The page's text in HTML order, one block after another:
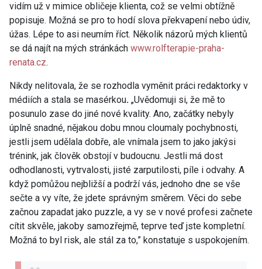
vidím už v mimice obličeje klienta, což se velmi obtížně
popisuje. Možná se pro to hodí slova překvapení nebo údiv,
úžas. Lépe to asi neumím říct. Několik názorů mých klientů
se dá najít na mých stránkách www.rolfterapie-praha-
renata.cz.
Nikdy nelitovala, že se rozhodla vyměnit práci redaktorky v
médiích a stala se masérkou. „Uvědomuji si, že mě to
posunulo zase do jiné nové kvality. Ano, začátky nebyly
úplně snadné, nějakou dobu mnou cloumaly pochybnosti,
jestli jsem udělala dobře, ale vnímala jsem to jako jakýsi
trénink, jak člověk obstojí v budoucnu. Jestli má dost
odhodlanosti, vytrvalosti, jisté zarputilosti, píle i odvahy. A
když pomůžou nejbližší a podrží vás, jednoho dne se vše
sečte a vy víte, že jdete správným směrem. Věci do sebe
začnou zapadat jako puzzle, a vy se v nové profesi začnete
cítit skvěle, jakoby samozřejmě, teprve teď jste kompletní.
Možná to byl risk, ale stál za to,” konstatuje s uspokojením.